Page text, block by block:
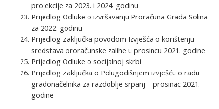
projekcije za 2023. i 2024. godinu
Prijedlog Odluke o izvršavanju Proračuna Grada Solina
za 2022. godinu
Prijedlog Zaključka povodom Izvješća o korištenju
sredstava proračunske zalihe u prosincu 2021. godine
Prijedlog Odluke o socijalnoj skrbi
Prijedlog Zaključka o Polugodišnjem izvješću o radu
gradonačelnika za razdoblje srpanj – prosinac 2021.
godine